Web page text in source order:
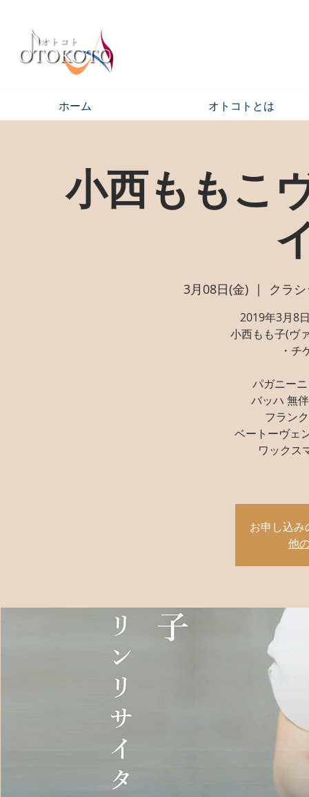
ホーム オトコトとは
小西ももこ
3月08日(金)
  |
クラ
2019年3月8
小西もも子(ヴ
・チ
パガニー
バッハ 無
フラン
ベートーヴェ
ワックス
お申し込
他